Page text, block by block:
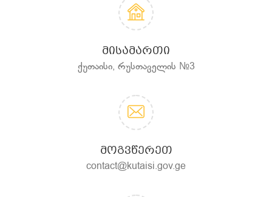
ᲛᲘᲡᲐᲛᲐᲠᲗᲘ
ქუთაისი, რუსთაველის №3
ᲛᲝᲒᲕᲬᲔᲠᲔᲗ
contact@kutaisi.gov.ge